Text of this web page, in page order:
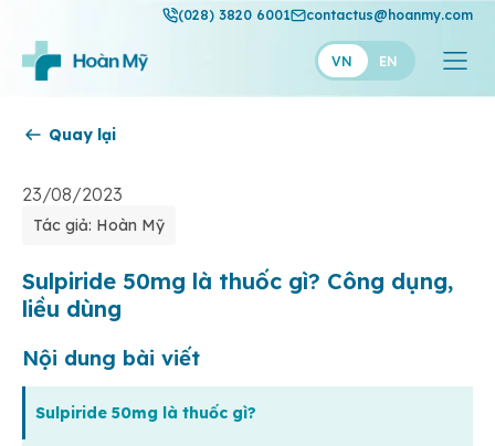
(028) 3820 6001 contactus@hoanmy.com
VN EN
Thuận Mỹ
Quay lại
23/08/2023
Tác giả: Hoàn Mỹ
Sulpiride 50mg là thuốc gì? Công dụng,
liều dùng
Nội dung bài viết
Sulpiride 50mg là thuốc gì?